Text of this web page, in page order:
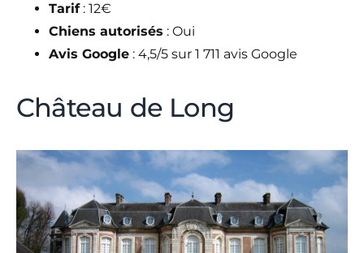
Tarif: 12€
Chiens autorisés : Oui
Avis Google : 4,5/5 sur 1 711 avis Google
Château de Long